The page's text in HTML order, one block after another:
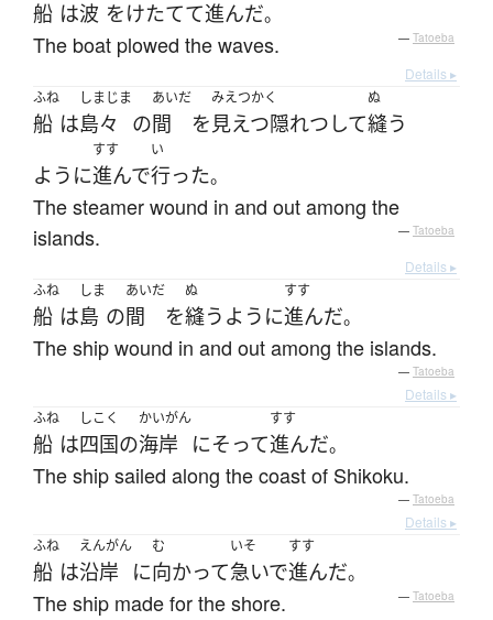
船 は波 をけたてて進んだ。
The boat plowed the waves. — Tatoeba
Details ▸
ふね
船 は
しまじま
島々 の
あいだ
間 を
みえつかく
見えつ隠れつ して
ぬ
縫う
ように
すす
進んで
い
行った。
The steamer wound in and out among the
islands.
— Tatoeba
Details ▸
ふね
船 は
しま
島 の
あいだ
間 を
ぬ
縫う ように
すす
進んだ。
The ship wound in and out among the islands.
— Tatoeba
Details ▸
ふね
船 は
しこく
四国の
かいがん
海岸 にそって
すす
進んだ。
The ship sailed along the coast of Shikoku.
— Tatoeba
Details ▸
ふね
船 は
えんがん
沿岸 に
む
向かって
いそ
急いで
すす
進んだ。
The ship made for the shore. — Tatoeba